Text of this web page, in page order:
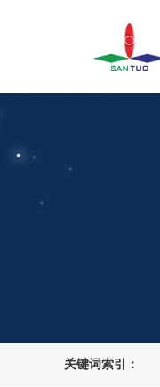
关键词索引：
自动灯检机 产品追溯系统